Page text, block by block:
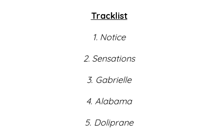
Tracklist
1. Notice
2. Sensations
3. Gabrielle
4. Alabama
5. Doliprane